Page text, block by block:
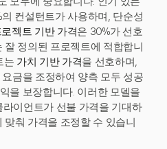
의 컨설턴트가 사용하며, 단순성
로젝트 기반 가격은 30%가 선호
정의된 프로젝트에 적합합니
는 가치 기반 가격을 선호하며,
금을 조정하여 양측 모두 성공
을 보장합니다. 이러한 모델을
이언트가 선불 가격을 기대하
춰 가격을 조정할 수 있습니